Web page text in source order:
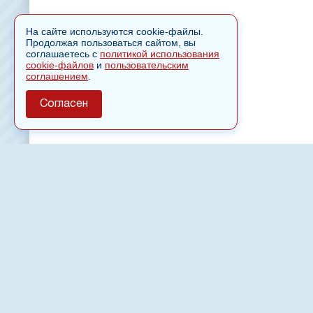
На сайте используются cookie-файлы.
Продолжая пользоваться сайтом, вы
соглашаетесь с политикой использования
cookie-файлов и пользовательским
соглашением
Согласен